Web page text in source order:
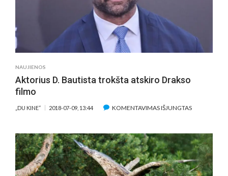
EKRANUS
NAUJIENOS
Aktorius D. Bautista trokšta atskiro Drakso
filmo
„DU KINE“ 2018-07-09, 13:44 KOMENTAVIMAS IŠJUNGTASĮRAŠE
BAUTISTA
TROKŠTA
ATSKIRO
DRAKSO